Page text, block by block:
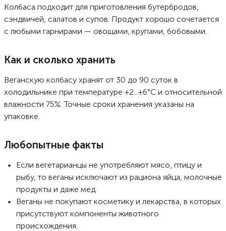
Колбаса подходит для приготовления бутербродов,
сэндвичей, салатов и супов. Продукт хорошо сочетается
с любыми гарнирами — овощами, крупами, бобовыми.
Как и сколько хранить
Веганскую колбасу хранят от 30 до 90 суток в
холодильнике при температуре +2...+6°C и относительной
влажности 75%. Точные сроки хранения указаны на
упаковке.
Любопытные факты
Если вегетарианцы не употребляют мясо, птицу и
рыбу, то веганы исключают из рациона яйца, молочные
продукты и даже мед.
Веганы не покупают косметику и лекарства, в которых
присутствуют компоненты животного
происхождения.